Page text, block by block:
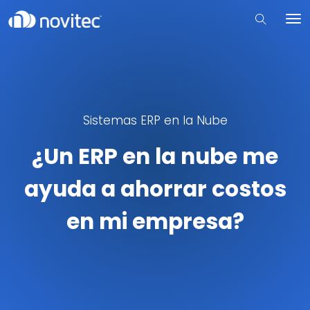
Sistemas ERP en la Nube
¿Un ERP en la nube me
ayuda a ahorrar costos
en mi empresa?